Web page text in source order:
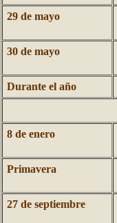
29 de mayo
30 de mayo
Durante el año
8 de enero
Primavera
27 de septiembre